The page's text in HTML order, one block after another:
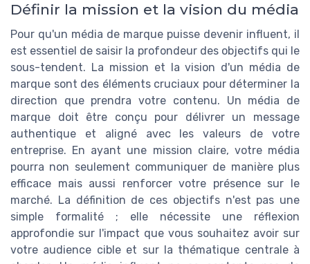
Définir la mission et la vision du média
Pour qu'un média de marque puisse devenir influent, il
est essentiel de saisir la profondeur des objectifs qui le
sous-tendent. La mission et la vision d'un média de
marque sont des éléments cruciaux pour déterminer la
direction que prendra votre contenu. Un média de
marque doit être conçu pour délivrer un message
authentique et aligné avec les valeurs de votre
entreprise. En ayant une mission claire, votre média
pourra non seulement communiquer de manière plus
efficace mais aussi renforcer votre présence sur le
marché. La définition de ces objectifs n'est pas une
simple formalité ; elle nécessite une réflexion
approfondie sur l'impact que vous souhaitez avoir sur
votre audience cible et sur la thématique centrale à